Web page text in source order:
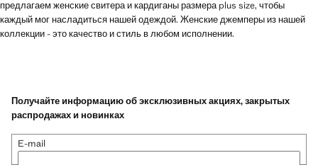
предлагаем женские свитера и кардиганы размера plus size, чтобы
каждый мог насладиться нашей одеждой. Женские джемперы из нашей
коллекции - это качество и стиль в любом исполнении.
Получайте информацию об эксклюзивных акциях, закрытых
распродажах и новинках
E-mail